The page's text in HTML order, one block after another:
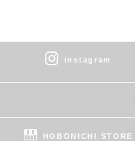
instagram
HOBONICHI STORE